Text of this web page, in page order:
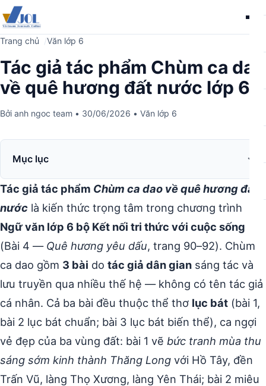
Trang chủ Văn lớp 6
Tác giả tác phẩm Chùm ca dao
về quê hương đất nước lớp 6
Bởi anh ngoc team • 30/06/2026 • Văn lớp 6
Mục lục
Tác giả tác phẩm Chùm ca dao về quê hương đất
nước là kiến thức trọng tâm trong chương trình
Ngữ văn lớp 6 bộ Kết nối tri thức với cuộc sống
(Bài 4 — Quê hương yêu dấu, trang 90–92). Chùm
ca dao gồm 3 bài do tác giả dân gian sáng tác và
lưu truyền qua nhiều thế hệ — không có tên tác giả
cá nhân. Cả ba bài đều thuộc thể thơ lục bát (bài 1,
bài 2 lục bát chuẩn; bài 3 lục bát biến thể), ca ngợi
vẻ đẹp của ba vùng đất: bài 1 vẽ bức tranh mùa thu
sáng sớm kinh thành Thăng Long với Hồ Tây, đền
Trấn Vũ, làng Thọ Xương, làng Yên Thái; bài 2 miêu